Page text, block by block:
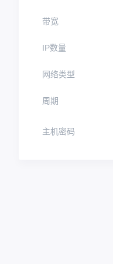
带宽
IP数量
网络类型
周期
主机密码